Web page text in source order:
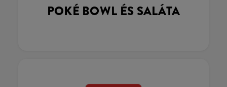
POKÉ BOWL ÉS SALÁTA